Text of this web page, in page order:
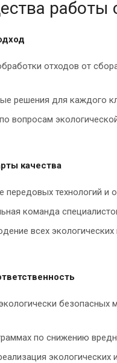
работы
отходов от
решения для каждого
вопросам
качества
передовых технологий и
команда
всех экологических
безопасных
по снижению
экологических